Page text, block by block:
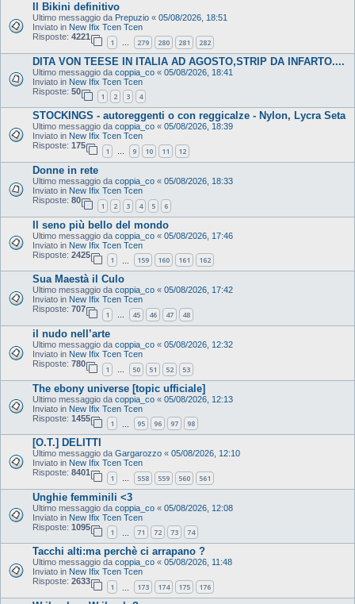
Il Bikini definitivo
Ultimo messaggio da Prepuzio « 05/08/2026, 18:51
Inviato in New Ifix Tcen Tcen
Risposte: 4221
1 … 279 280 281 282
DITA VON TEESE IN ITALIA AD AGOSTO,STRIP DA INFARTO....
Ultimo messaggio da coppia_co « 05/08/2026, 18:41
Inviato in New Ifix Tcen Tcen
Risposte: 50
1 2 3 4
STOCKINGS - autoreggenti o con reggicalze - Nylon, Lycra Seta
Ultimo messaggio da coppia_co « 05/08/2026, 18:39
Inviato in New Ifix Tcen Tcen
Risposte: 175
1 … 9 10 11 12
Donne in rete
Ultimo messaggio da coppia_co « 05/08/2026, 18:33
Inviato in New Ifix Tcen Tcen
Risposte: 80
1 2 3 4 5 6
Il seno più bello del mondo
Ultimo messaggio da coppia_co « 05/08/2026, 17:46
Inviato in New Ifix Tcen Tcen
Risposte: 2425
1 159 160 161 162
Sua Maestà il Culo
Ultimo messaggio da coppia_co « 05/08/2026, 17:42
Inviato in New Ifix Tcen Tcen
Risposte: 707
1 … 45 46 47 48
il nudo nell’arte
Ultimo messaggio da coppia_co « 05/08/2026, 12:32
Inviato in New Ifix Tcen Tcen
Risposte: 780
1 50 51 52 53
The ebony universe [topic ufficiale]
Ultimo messaggio da coppia_co « 05/08/2026, 12:13
Inviato in New Ifix Tcen Tcen
Risposte: 1455
1 95 96 97 98
[O.T.] DELITTI
Ultimo messaggio da Gargarozzo « 05/08/2026, 12:10
Inviato in New Ifix Tcen Tcen
Risposte: 8401
1 … 558 559 560 561
Unghie femminili <3
Ultimo messaggio da coppia_co « 05/08/2026, 12:08
Inviato in New Ifix Tcen Tcen
Risposte: 1095
1 71 72 73 74
Tacchi alti:ma perchè ci arrapano ?
Ultimo messaggio da coppia_co « 05/08/2026, 11:48
Inviato in New Ifix Tcen Tcen
Risposte: 2633
1 173 174 175 176